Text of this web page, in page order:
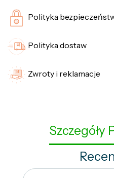
Polityka
Polityka dostaw
Zwroty i reklamacje
Szczegóły